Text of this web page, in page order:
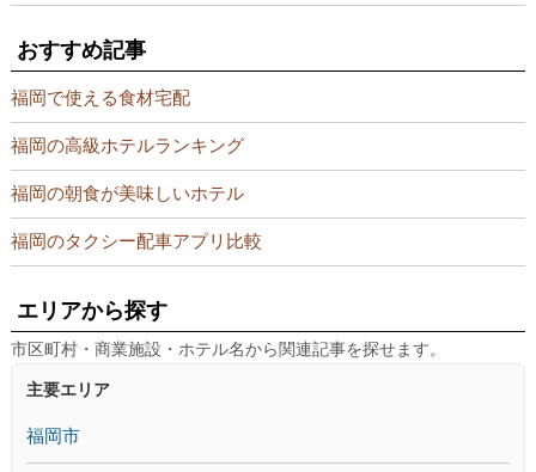
おすすめ記事
福岡で使える食材宅配
福岡の高級ホテルランキング
福岡の朝食が美味しいホテル
福岡のタクシー配車アプリ比較
エリアから探す
市区町村・商業施設・ホテル名から関連記事を探せます。
主要エリア
福岡市